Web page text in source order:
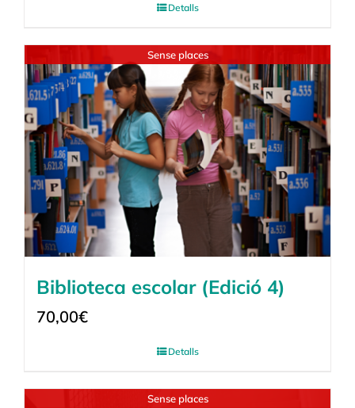
Detalls
Sense places
Biblioteca escolar (Edició 4)
70,00€
Detalls
Sense places